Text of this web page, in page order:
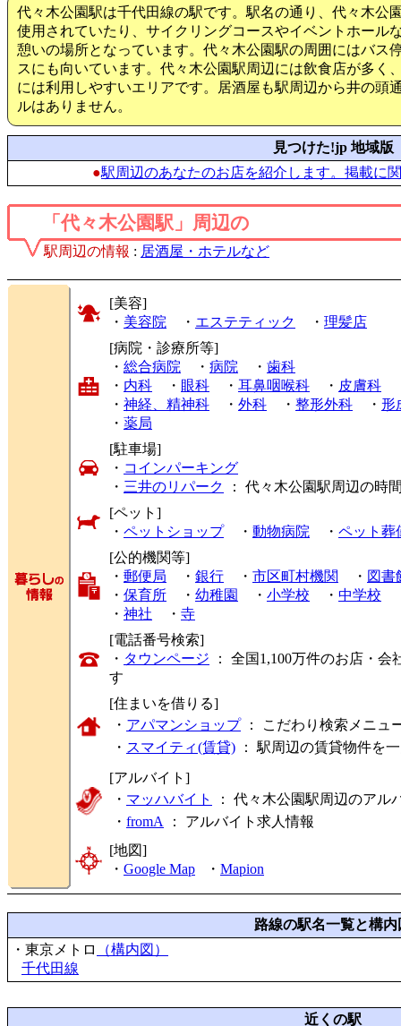
代々木公園駅は千代田線の駅です。駅名の通り、代々木公
使用されていたり、サイクリングコースやイベントホール
憩いの場所となっています。代々木公園駅の周囲にはバス
スにも向いています。代々木公園駅周辺には飲食店が多く
には利用しやすいエリアです。居酒屋も駅周辺から井の頭
ルはありません。
見つけた!jp 地域版
●駅周辺のあなたのお店を紹介します。掲載に
「代々木公園駅」周辺の
駅周辺の情報 : 居酒屋・ホテルなど
[美容]
・ 美容院 ・ エステティック ・ 理髪店
[病院・診療所等]
・ 総合病院 ・ 病院 ・ 歯科
・ 内科 ・ 眼科 ・ 耳鼻咽喉科 ・ 皮膚科
・ 神経、精神科 ・ 外科 ・ 整形外科 ・ 形
・ 薬局
[駐車場]
・ コインパーキング
・ 三井のリパーク
： 代々木公園駅周辺の時
[ペット]
・ ペットショップ・ 動物病院 ・ ペット葬
[公的機関等]
・ 郵便局 ・ 銀行 ・ 市区町村機関 ・ 図書
・ 保育所 ・ 幼稚園 ・ 小学校 ・ 中学校
・ 神社 ・ 寺
[電話番号検索]
・ タウンページ ： 全国1,100万件のお店・
す
[住まいを借りる]
・ アパマンショップ： こだわり検索メニュ
・ スマイティ(賃貸) ： 駅周辺の賃貸物件を
[アルバイト]
・ マッハバイト
： 代々木公園駅周辺のアル
・ fromA ： アルバイト求人情報
[地図]
・ Google Map ・ Mapion
路線の駅名一覧と構内
・東京メトロ
（構内図）
千代田線
近くの駅